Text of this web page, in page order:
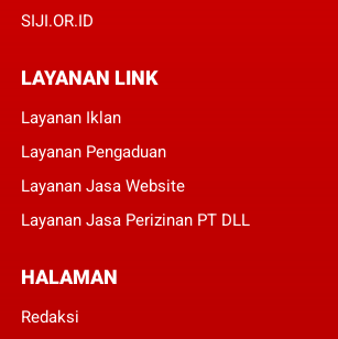
SIJI.OR.ID
LAYANAN LINK
Layanan Iklan
Layanan Pengaduan
Layanan Jasa Website
Layanan Jasa Perizinan PT DLL
HALAMAN
Redaksi